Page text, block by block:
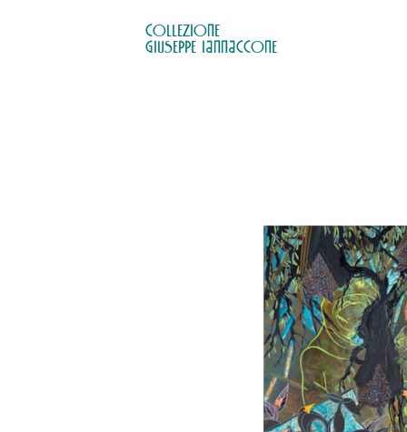
COLLEZIONE
GIUSEPPE IANNACCONE